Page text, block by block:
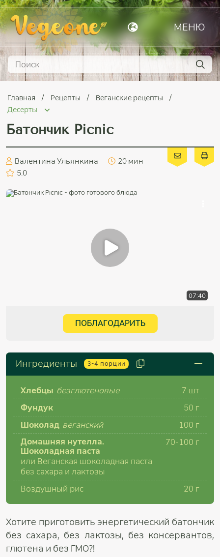
МЕНЮ
Главная Рецепты
Веганские рецепты
Десерты
Батончик Picnic
Валентина Ульянкина
20 мин
5.0
07:40
ПОБЛАГОДАРИТЬ
Ингредиенты 3-4 порции
Хлебцы безглютеновые
7 шт
Фундук
50 г
Шоколад веганский
100 г
Домашняя нутелла.
Шоколадная паста
или Веганская шоколадная паста
без сахара и лактозы
70-100 г
Воздушный рис 20 г
Хотите приготовить энергетический батончик
без сахара, без лактозы, без консервантов,
глютена и без ГМО?!